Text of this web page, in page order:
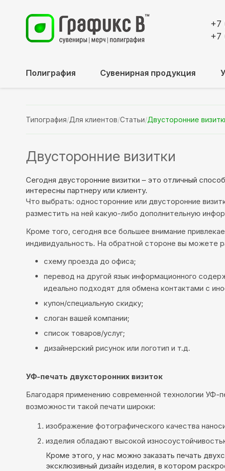
+7
+7
Полиграфия Сувенирная продукция
Типография/Для клиентов/Статьи/Двусторонние
Двусторонние визитки
Сегодня двусторонние визитки – это отличный
интересны партнеру или клиенту.
Что выбрать: односторонние или двусторонние
разместить на ней какую-либо дополнительную
Кроме того, сегодня все большее внимание
индивидуальность. На обратной стороне вы можете
схему проезда до офиса;
перевод на другой язык информационного
идеально подходят для обмена контактами с
купон/специальную скидку;
слоган вашей компании;
список товаров/услуг;
дизайнерский рисунок или логотип и т.д.
УФ-печать двухсторонних визиток
Благодаря применению современной технологии
возможности такой печати широки:
изображение фотографического качества
изделия обладают высокой
Кроме этого, у нас можно заказать печать
эксклюзивный дизайн изделия, в котором